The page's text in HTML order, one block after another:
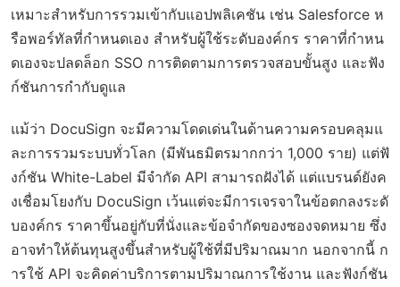
เหมาะสำหรับการรวมเข้ากับแอปพลิเคชัน เช่น Salesforce ห
รือพอร์ทัลที่กำหนดเอง สำหรับผู้ใช้ระดับองค์กร ราคาที่กำหน
ดเองจะปลดล็อก SSO การติดตามการตรวจสอบขั้นสูง และฟัง
ก์ชันการกำกับดูแล
แม้ว่า DocuSign จะมีความโดดเด่นในด้านความครอบคลุมแ
ละการรวมระบบทั่วโลก (มีพันธมิตรมากกว่า 1,000 ราย) แต่ฟั
งก์ชัน White-Label มีจำกัด API สามารถฝังได้ แต่แบรนด์ยังค
งเชื่อมโยงกับ DocuSign เว้นแต่จะมีการเจรจาในข้อตกลงระดั
บองค์กร ราคาขึ้นอยู่กับที่นั่งและข้อจำกัดของซองจดหมาย ซึ่ง
อาจทำให้ต้นทุนสูงขึ้นสำหรับผู้ใช้ที่มีปริมาณมาก นอกจากนี้ ก
ารใช้ API จะคิดค่าบริการตามปริมาณการใช้งาน และฟังก์ชัน